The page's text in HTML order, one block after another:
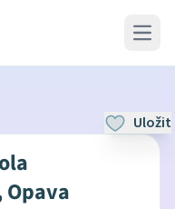
Open
Uložit